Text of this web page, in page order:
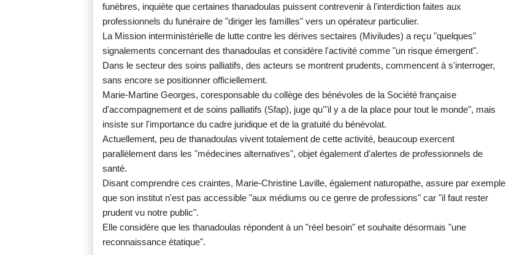
funèbres, inquiète que certaines thanadoulas puissent contrevenir à l'interdiction faites aux
professionnels du funéraire de "diriger les familles" vers un opérateur particulier.
La Mission interministérielle de lutte contre les dérives sectaires (Miviludes) a reçu "quelques"
signalements concernant des thanadoulas et considère l'activité comme "un risque émergent".
Dans le secteur des soins palliatifs, des acteurs se montrent prudents, commencent à s'interroger,
sans encore se positionner officiellement.
Marie-Martine Georges, coresponsable du collège des bénévoles de la Société française
d'accompagnement et de soins palliatifs (Sfap), juge qu'"il y a de la place pour tout le monde", mais
insiste sur l'importance du cadre juridique et de la gratuité du bénévolat.
Actuellement, peu de thanadoulas vivent totalement de cette activité, beaucoup exercent
parallèlement dans les "médecines alternatives", objet également d'alertes de professionnels de
santé.
Disant comprendre ces craintes, Marie-Christine Laville, également naturopathe, assure par exemple
que son institut n'est pas accessible "aux médiums ou ce genre de professions" car "il faut rester
prudent vu notre public".
Elle considère que les thanadoulas répondent à un "réel besoin" et souhaite désormais "une
reconnaissance étatique".